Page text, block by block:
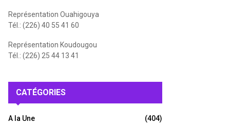
Représentation Ouahigouya
Tél.: (226) 40 55 41 60
Représentation Koudougou
Tél.: (226) 25 44 13 41
CATÉGORIES
A la Une
(404)